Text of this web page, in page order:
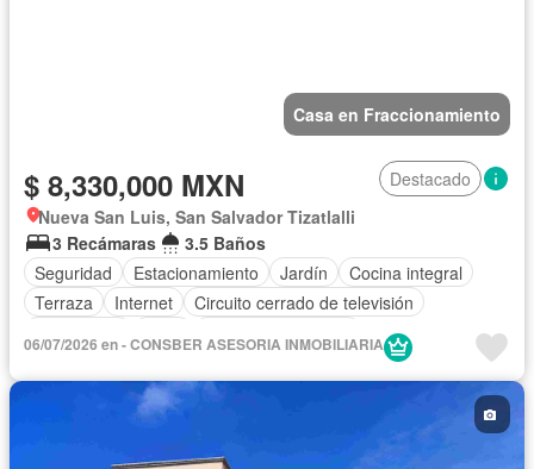
Casa en Fraccionamiento
$ 8,330,000 MXN
Destacado
Nueva San Luis, San Salvador Tizatlalli
3 Recámaras
3.5 Baños
Seguridad
Estacionamiento Jardín
Cocina integral
Terraza
Internet
Circuito cerrado de televisión
Cocina equipada
Sala polivalente
Wifi
Sin amueblar
06/07/2026 en - CONSBER ASESORIA INMOBILIARIA